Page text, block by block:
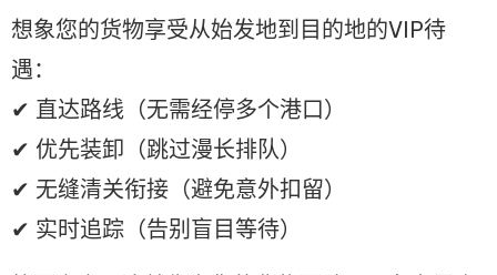
想象您的货物享受从始发地到目的地的VIP待
遇：
✔ 直达路线（无需经停多个港口）
✔ 优先装卸（跳过漫长排队）
✔ 无缝清关衔接（避免意外扣留）
✔ 实时追踪（告别盲目等待）